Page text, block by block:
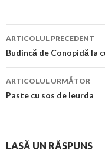
Navigare
în
articol
ARTICOLUL PRECEDENT
Budincă de Conopidă la
ARTICOLUL URMĂTOR
Paste cu sos de leurda
LASĂ UN RĂSPUNS